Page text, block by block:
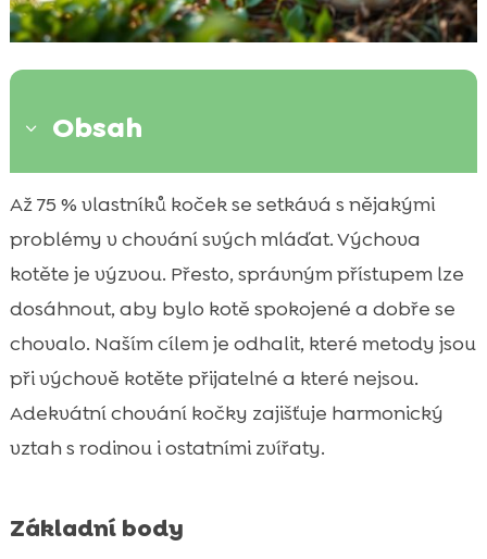
3 Obsah
 Náš přístup k výchově kotěte
 Důležitost socializace kotěte
 Kotě tipy na výchovu
 Výživa kotěte
 Trénink chování
Péče o zdraví kotěte
 Bezpečnost a zdraví kotěte
 Vhodné hračky pro kotě
Kontrola výživy: Jasper suché krmivo
Až 75 % vlastníků koček se setkává s nějakými
problémy v chování svých mláďat. Výchova
kotěte je výzvou. Přesto, správným přístupem lze
dosáhnout, aby bylo kotě spokojené a dobře se
chovalo. Naším cílem je odhalit, které metody jsou
při výchově kotěte přijatelné a které nejsou.
Adekvátní chování kočky zajišťuje harmonický
vztah s rodinou i ostatními zvířaty.
Základní body